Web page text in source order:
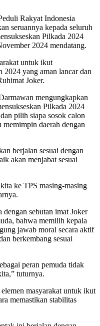
Rakyat Indonesia
seruannya kepada seluruh
Pilkada 2024
2024 mendatang.
untuk ikut
2024 yang aman lancar dan
Joker.
mengungkapkan
Pilkada 2024
pilih siapa sosok calon
daerah dengan
berjalan sesuai dengan
akan menjabat sesuai
ke TPS masing-masing
sebutan imat Joker
bahwa memilih kepala
jawab moral secara aktif
berkembang sesuai
peran pemuda tidak
tuturnya.
masyarakat untuk ikut
memastikan stabilitas